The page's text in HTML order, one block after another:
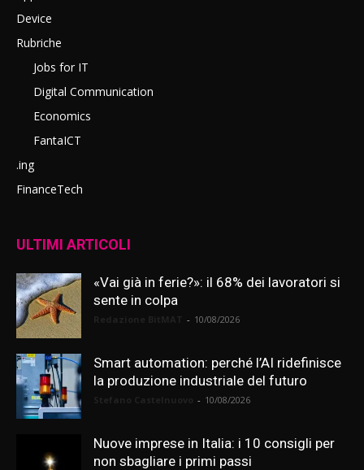
Device
Rubriche
Jobs for IT
Digital Communication
Economics
FantaICT
.ing
FinanceTech
ULTIMI ARTICOLI
«Vai già in ferie?»: il 68% dei lavoratori si
sente in colpa
- 10/08/2026
Smart automation: perché l’AI ridefinisce
la produzione industriale del futuro
- 10/08/2026
Nuove imprese in Italia: i 10 consigli per
non sbagliare i primi passi